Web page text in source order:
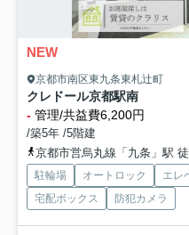
NEW
京都市南区東九条東札辻町
クレドール京都駅南
- 管理/共益費6,200円
/築5年 /5階建
京都市営烏丸線「九条」駅
駐輪場 オートロック エレ
宅配ボックス
防犯カメラ